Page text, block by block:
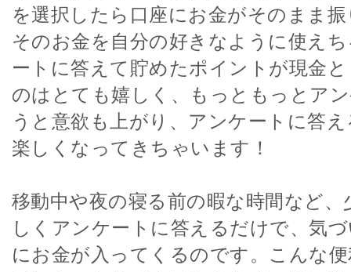
を選択したら口座にお金がそのまま
そのお金を自分の好きなように使え
ートに答えて貯めたポイントが現金
のはとても嬉しく、もっともっとア
うと意欲も上がり、アンケートに答
楽しくなってきちゃいます！
移動中や夜の寝る前の暇な時間など、
しくアンケートに答えるだけで、気
にお金が入ってくるのです。こんな